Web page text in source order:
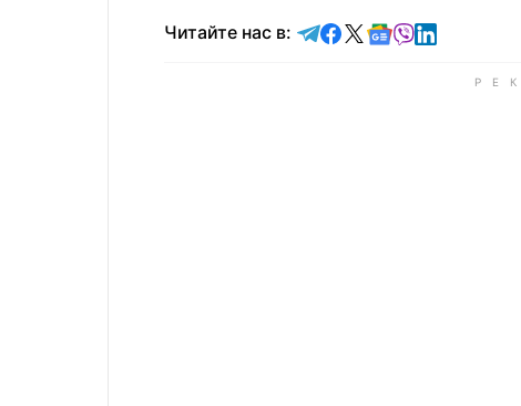
Читайте нас в: Читайте в Telegram
Читайте в Facebook
Читайте в X
Читайте в
Читайте в
Читайте